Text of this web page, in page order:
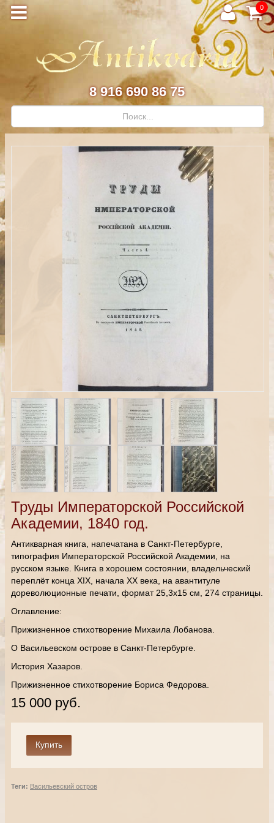
0
8 916 690 86 75
Труды Императорской Российской
Академии, 1840 год.
Антикварная книга, напечатана в Санкт-Петербурге,
типография Императорской Российской Академии, на
русском языке. Книга в хорошем состоянии, владельческий
переплёт конца XIX, начала XX века, на авантитуле
дореволюционные печати, формат 25,3х15 см, 274 страницы.
Оглавление:
Прижизненное стихотворение Михаила Лобанова.
О Васильевском острове в Санкт-Петербурге.
История Хазаров.
Прижизненное стихотворение Бориса Федорова.
15 000 руб.
Теги: Васильевский остров